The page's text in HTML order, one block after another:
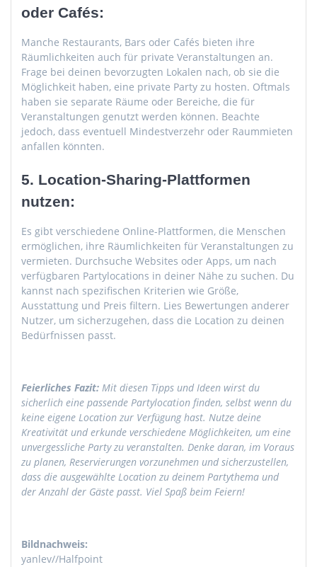
oder Cafés:
Manche Restaurants, Bars oder Cafés bieten ihre
Räumlichkeiten auch für private Veranstaltungen an.
Frage bei deinen bevorzugten Lokalen nach, ob sie die
Möglichkeit haben, eine private Party zu hosten. Oftmals
haben sie separate Räume oder Bereiche, die für
Veranstaltungen genutzt werden können. Beachte
jedoch, dass eventuell Mindestverzehr oder Raummieten
anfallen könnten.
5. Location-Sharing-Plattformen
nutzen:
Es gibt verschiedene Online-Plattformen, die Menschen
ermöglichen, ihre Räumlichkeiten für Veranstaltungen zu
vermieten. Durchsuche Websites oder Apps, um nach
verfügbaren Partylocations in deiner Nähe zu suchen. Du
kannst nach spezifischen Kriterien wie Größe,
Ausstattung und Preis filtern. Lies Bewertungen anderer
Nutzer, um sicherzugehen, dass die Location zu deinen
Bedürfnissen passt.
Feierliches Fazit: Mit diesen Tipps und Ideen wirst du
sicherlich eine passende Partylocation finden, selbst wenn du
keine eigene Location zur Verfügung hast. Nutze deine
Kreativität und erkunde verschiedene Möglichkeiten, um eine
unvergessliche Party zu veranstalten. Denke daran, im Voraus
zu planen, Reservierungen vorzunehmen und sicherzustellen,
dass die ausgewählte Location zu deinem Partythema und
der Anzahl der Gäste passt. Viel Spaß beim Feiern!
Bildnachweis:
yanlev//Halfpoint